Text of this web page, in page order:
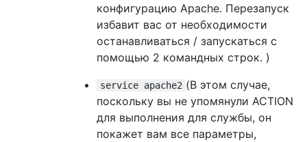
конфигурацию Apache. Перезапуск
избавит вас от необходимости
останавливаться / запускаться с
помощью 2 командных строк. )
service apache2 (В этом случае,
поскольку вы не упомянули ACTION
для выполнения для службы, он
покажет вам все параметры,